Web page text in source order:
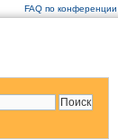
FAQ по конференции